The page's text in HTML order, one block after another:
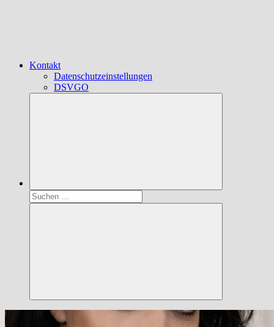
Kontakt
Datenschutzeinstellungen
DSVGO
Suchen
nach:
Suchen